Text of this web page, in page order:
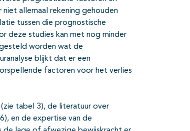
allemaal rekening gehouden
tussen die prognostische
deze studies kan met nog minder
worden wat de
blijkt dat er een
factoren voor het verlies
tabel 3), de literatuur over
en de expertise van de